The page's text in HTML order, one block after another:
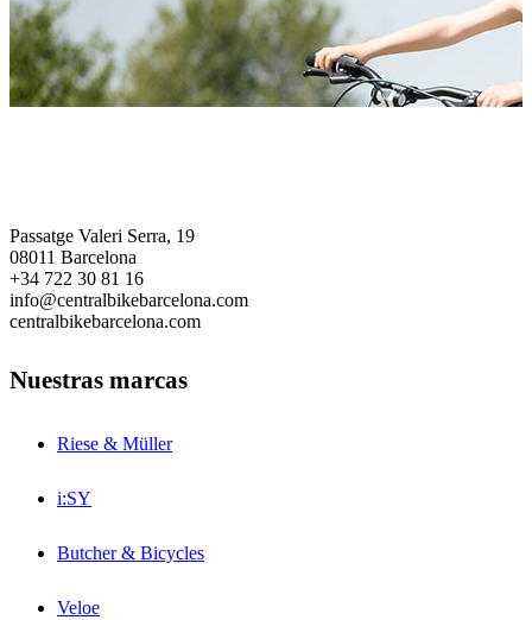
Passatge Valeri Serra, 19
08011 Barcelona
+34 722 30 81 16
info@centralbikebarcelona.com
centralbikebarcelona.com
Nuestras marcas
Riese & Müller
i:SY
Butcher & Bicycles
Veloe